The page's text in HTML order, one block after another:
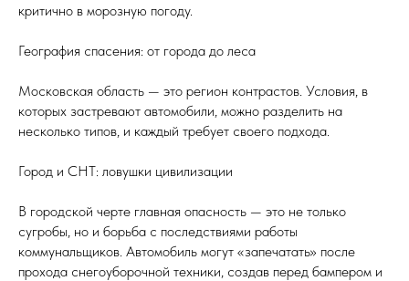
критично в морозную погоду.
География спасения: от города до леса
Московская область — это регион контрастов. Условия, в
которых застревают автомобили, можно разделить на
несколько типов, и каждый требует своего подхода.
Город и СНТ: ловушки цивилизации
В городской черте главная опасность — это не только
сугробы, но и борьба с последствиями работы
коммунальщиков. Автомобиль могут «запечатать» после
прохода снегоуборочной техники, создав перед бампером и